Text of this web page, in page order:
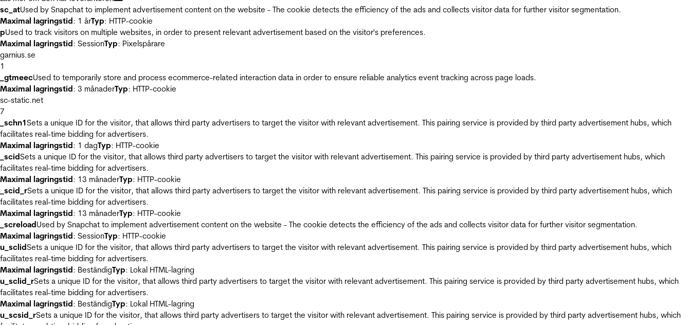
sc_atUsed by Snapchat to implement advertisement content on the website - The cookie detects the efficiency of the ads and collects visitor data for further visitor segmentation.
Maximal lagringstid: 1 årTyp: HTTP-cookie
pUsed to track visitors on multiple websites, in order to present relevant advertisement based on the visitor's preferences.
Maximal lagringstid: SessionTyp: Pixelspårare
garnius.se
1
_gtmeecUsed to temporarily store and process ecommerce-related interaction data in order to ensure reliable analytics event tracking across page loads.
Maximal lagringstid: 3 månaderTyp: HTTP-cookie
sc-static.net
7
_schn1Sets a unique ID for the visitor, that allows third party advertisers to target the visitor with relevant advertisement. This pairing service is provided by third party advertisement hubs, which
facilitates real-time bidding for advertisers.
Maximal lagringstid: 1 dagTyp: HTTP-cookie
_scidSets a unique ID for the visitor, that allows third party advertisers to target the visitor with relevant advertisement. This pairing service is provided by third party advertisement hubs, which
facilitates real-time bidding for advertisers.
Maximal lagringstid: 13 månaderTyp: HTTP-cookie
_scid_rSets a unique ID for the visitor, that allows third party advertisers to target the visitor with relevant advertisement. This pairing service is provided by third party advertisement hubs, which
facilitates real-time bidding for advertisers.
Maximal lagringstid: 13 månaderTyp: HTTP-cookie
_screloadUsed by Snapchat to implement advertisement content on the website - The cookie detects the efficiency of the ads and collects visitor data for further visitor segmentation.
Maximal lagringstid: SessionTyp: HTTP-cookie
u_sclidSets a unique ID for the visitor, that allows third party advertisers to target the visitor with relevant advertisement. This pairing service is provided by third party advertisement hubs, which
facilitates real-time bidding for advertisers.
Maximal lagringstid: BeständigTyp: Lokal HTML-lagring
u_sclid_rSets a unique ID for the visitor, that allows third party advertisers to target the visitor with relevant advertisement. This pairing service is provided by third party advertisement hubs, which
facilitates real-time bidding for advertisers.
Maximal lagringstid: BeständigTyp: Lokal HTML-lagring
u_scsid_rSets a unique ID for the visitor, that allows third party advertisers to target the visitor with relevant advertisement. This pairing service is provided by third party advertisement hubs, which